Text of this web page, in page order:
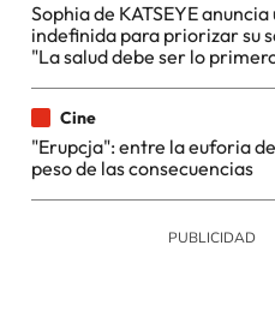
Sophia de KATSEYE anuncia
indefinida para priorizar su
"La salud debe ser lo
Cine
"Erupcja": entre la euforia
peso de las consecuencias